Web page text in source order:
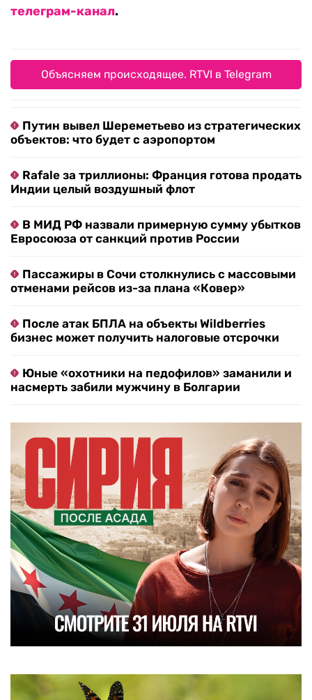
телеграм-канал.
Объясняем происходящее. RTVI в Telegram
Путин вывел Шереметьево из стратегических
объектов: что будет с аэропортом
Rafale за триллионы: Франция готова продать
Индии целый воздушный флот
В МИД РФ назвали примерную сумму убытков
Евросоюза от санкций против России
Пассажиры в Сочи столкнулись с массовыми
отменами рейсов из-за плана «Ковер»
После атак БПЛА на объекты Wildberries
бизнес может получить налоговые отсрочки
Юные «охотники на педофилов» заманили и
насмерть забили мужчину в Болгарии